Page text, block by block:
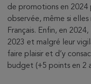
de promotions en 2024
observée, même si
Français. Enfin, en
2023 et malgré leur
faire plaisir et d’y
budget (+5 points en 2